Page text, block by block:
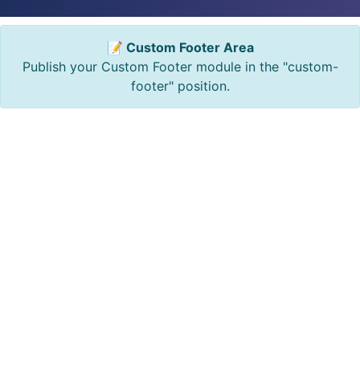
📝 Custom Footer Area
Publish your Custom Footer module in the "custom-
footer" position.